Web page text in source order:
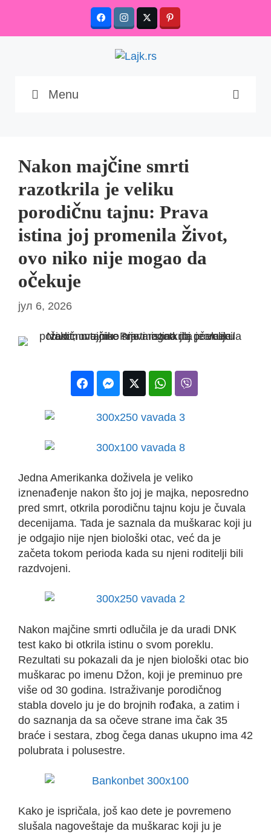
content
Menu
Nakon majčine smrti
razotkrila je veliku
porodičnu tajnu: Prava
istina joj promenila život,
ovo niko nije mogao da
očekuje
јул 6, 2026
Jedna Amerikanka doživela je veliko
iznenađenje nakon što joj je majka, neposredno
pred smrt, otkrila porodičnu tajnu koju je čuvala
decenijama. Tada je saznala da muškarac koji ju
je odgajio nije njen biološki otac, već da je
začeta tokom perioda kada su njeni roditelji bili
razdvojeni.
Nakon majčine smrti odlučila je da uradi DNK
test kako bi otkrila istinu o svom poreklu.
Rezultati su pokazali da je njen biološki otac bio
muškarac po imenu Džon, koji je preminuo pre
više od 30 godina. Istraživanje porodičnog
stabla dovelo ju je do brojnih rođaka, a zatim i
do saznanja da sa očeve strane ima čak 35
braće i sestara, zbog čega danas ukupno ima 42
polubrata i polusestre.
Kako je ispričala, još kao dete je povremeno
slušala nagoveštaje da muškarac koji ju je